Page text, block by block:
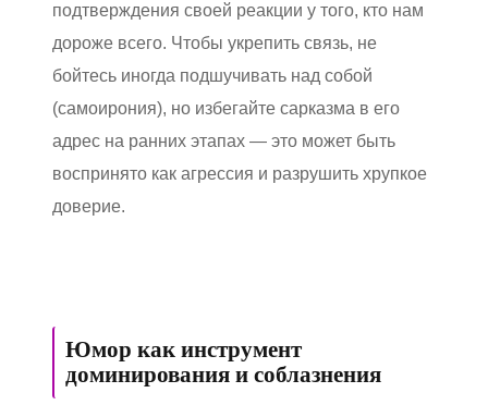
подтверждения своей реакции у того, кто нам
дороже всего. Чтобы укрепить связь, не
бойтесь иногда подшучивать над собой
(самоирония), но избегайте сарказма в его
адрес на ранних этапах — это может быть
воспринято как агрессия и разрушить хрупкое
доверие.
Юмор как инструмент
доминирования и соблазнения